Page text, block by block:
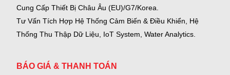
Cung Cấp Thiết Bị Châu Âu (EU)/G7/Korea.
Tư Vấn Tích Hợp Hệ Thống Cảm Biến & Điều Khiển, Hệ
Thống Thu Thập Dữ Liệu, IoT System, Water Analytics.
BÁO GIÁ & THANH TOÁN